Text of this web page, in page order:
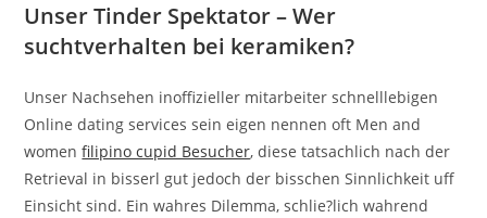
Unser Tinder Spektator – Wer
suchtverhalten bei keramiken?
Unser Nachsehen inoffizieller mitarbeiter schnelllebigen
Online dating services sein eigen nennen oft Men and
womenfilipino cupid Besucher, diese tatsachlich nach der
Retrieval in bisserl gut jedoch der bisschen Sinnlichkeit uff
Einsicht sind. Ein wahres Dilemma, schlie?lich wahrend